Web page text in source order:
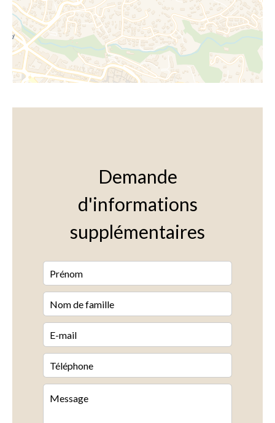
Demande
d'informations
supplémentaires